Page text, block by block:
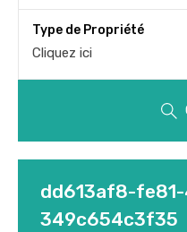
Type de Propriété
Cliquez ici
dd613af8-
349c654c3f35